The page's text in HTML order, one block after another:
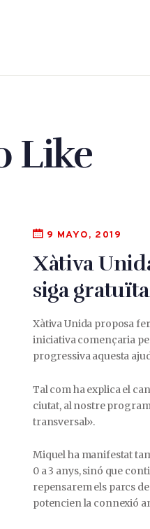
Like
9 MAYO, 2019
Xàtiva
siga
Xàtiva Unida proposa
iniciativa començaria
progressiva aquesta
Tal com ha explica el
ciutat, al nostre
transversal».
Miquel ha manifestat
0 a 3 anys, sinó que
repensarem els parcs
potencien la connexió